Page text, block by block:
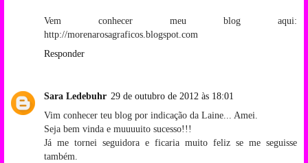
Vem conhecer meu blog aqui:
http://morenarosagraficos.blogspot.com
Responder
Sara Ledebuhr 29 de outubro de 2012 às 18:01
Vim conhecer teu blog por indicação da Laine... Amei.
Seja bem vinda e muuuuito sucesso!!!
Já me tornei seguidora e ficaria muito feliz se me seguisse
também.